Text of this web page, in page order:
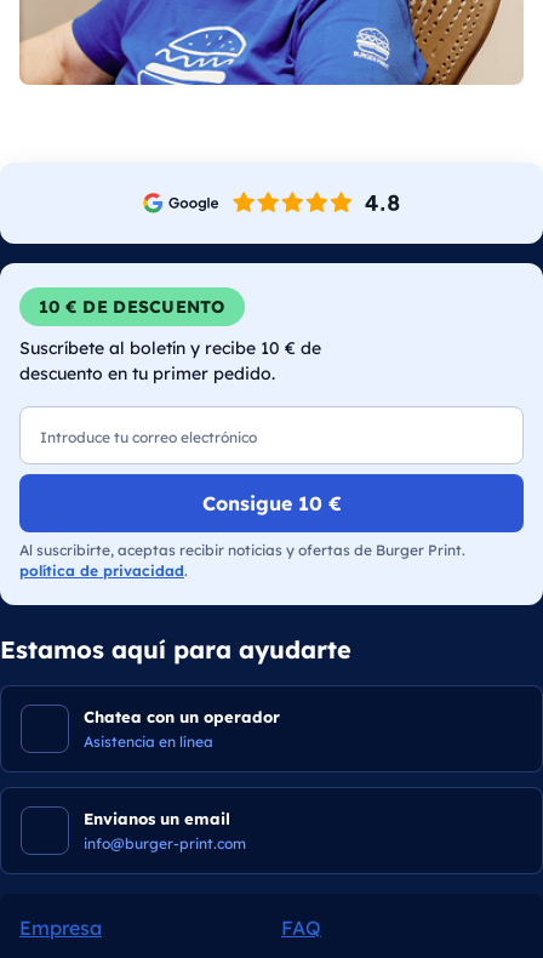
10 € DE DESCUENTO
Suscríbete al boletín y recibe 10 € de
descuento en tu primer pedido.
Consigue 10 €
Al suscribirte, aceptas recibir noticias y ofertas de Burger Print.
política de privacidad.
Estamos aquí para ayudarte
Chatea con un operador
Asistencia en línea
Envianos un email
info@burger-print.com
Empresa
FAQ